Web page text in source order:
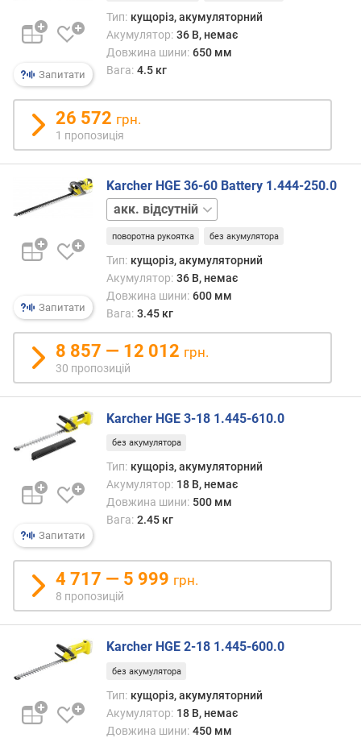
г
в
і
д
д
о
о
и
х
д
е
ш
е
в
и
з
а
і
д
у
м
д
т
о
Запитати
Тип: кущоріз, акумуляторний
Акумулятор: 36 В, немає
Довжина шини: 650 мм
Вага: 4.5 кг
26 572 грн.
1 пропозиція
Запитати
Karcher HGE 36-60 Battery 1.444-250.0
акк.
1
шт.
поворотна рукоятка без акумулятора
Тип: кущоріз, акумуляторний
Акумулятор: 36 В, немає
Довжина шини: 600 мм
Вага: 3.45 кг
8 857 — 12 012 грн.
30 пропозицій
Запитати
Karcher HGE 3-18 1.445-610.0
без акумулятора
Тип: кущоріз, акумуляторний
Акумулятор: 18 В, немає
Довжина шини: 500 мм
Вага: 2.45 кг
4 717 — 5 999 грн.
8 пропозицій
Karcher HGE 2-18 1.445-600.0
без акумулятора
Тип: кущоріз, акумуляторний
Акумулятор: 18 В, немає
Довжина шини: 450 мм